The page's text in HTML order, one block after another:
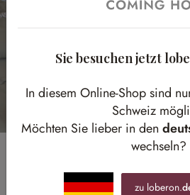
Sie besuchen jetzt
In diesem Online-Shop sind
Schweiz
Möchten Sie lieber in den
wechseln?
zu loberon.